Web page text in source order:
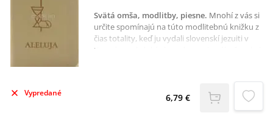
Svätá omša, modlitby, piesne. Mnohí z vás si
určite spomínajú na túto modlitebnú knižku z
čias totality, keď ju vydali slovenskí jezuiti v
Kanade, v období obmedzovania náboženskej
pomáhať všetkým, ktorí ju budú používať,
modliť sa v duchu Cirkvi, s Cirkvou, v
spoločenstve veriacich i osobne, pomáhať k
Vypredané 6,79 €